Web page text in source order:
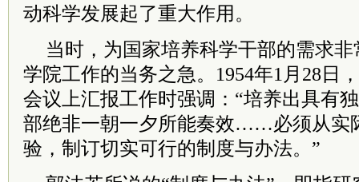
动科学发展起了重大作用。
当时，为国家培养科学干部的需求
学院工作的当务之急。1954年1月28日
会议上汇报工作时强调：“培养出具有
部绝非一朝一夕所能奏效……必须从实
验，制订切实可行的制度与办法。”